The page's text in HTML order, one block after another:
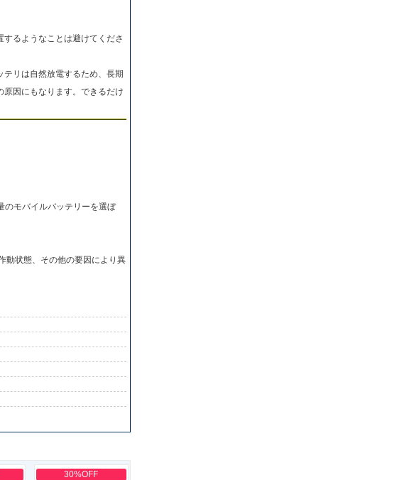
るようなことは避けてくださ
リは自然放電するため、長期
因にもなります。できるだけ
のモバイルバッテリーを選ぼ
動状態、その他の要因により異
30%OFF